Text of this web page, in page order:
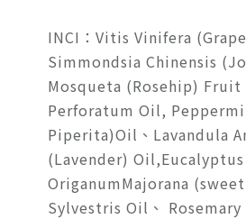
INCI：Vitis Vinifera
Simmondsia Chinensis
Mosqueta (Rosehip)
Perforatum Oil,
Piperita)Oil、Lavandula
(Lavender)
OriganumMajorana
Sylvestris Oil、 Rosemary